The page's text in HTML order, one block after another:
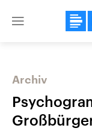
Close
Archiv